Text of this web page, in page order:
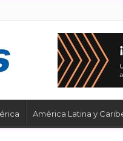
América Latina y